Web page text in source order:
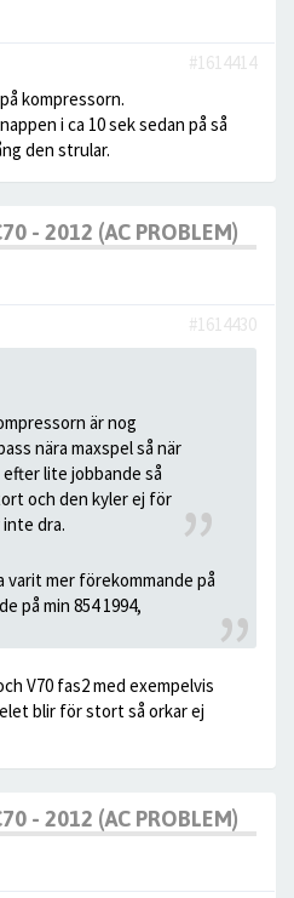
#1614414
kompressorn.
i ca 10 sek sedan på så
den strular.
- 2012 (AC PROBLEM)
#1614430
är nog
nära maxspel så när
lite jobbande så
och den kyler ej för
dra.
varit mer förekommande på
på min 854 1994,
V70 fas2 med exempelvis
blir för stort så orkar ej
- 2012 (AC PROBLEM)